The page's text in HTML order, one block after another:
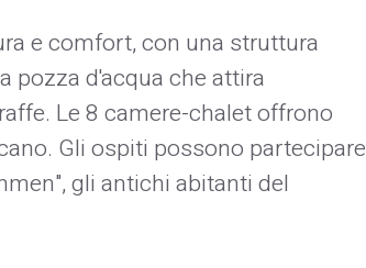
e comfort, con una struttura
pozza d'acqua che attira
Le 8 camere-chalet offrono
Gli ospiti possono partecipare
gli antichi abitanti del